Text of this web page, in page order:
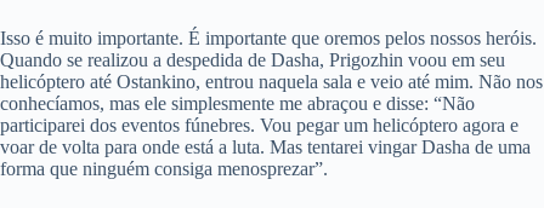
Isso é muito importante. É importante que oremos pelos nossos heróis.
Quando se realizou a despedida de Dasha, Prigozhin voou em seu
helicóptero até Ostankino, entrou naquela sala e veio até mim. Não nos
conhecíamos, mas ele simplesmente me abraçou e disse: “Não
participarei dos eventos fúnebres. Vou pegar um helicóptero agora e
voar de volta para onde está a luta. Mas tentarei vingar Dasha de uma
forma que ninguém consiga menosprezar”.